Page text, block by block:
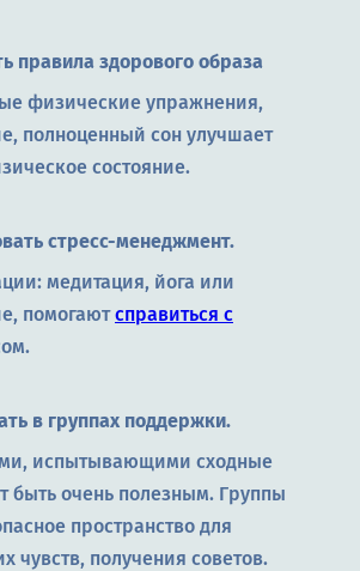
правила здорового образа
физические упражнения,
полноценный сон улучшает
состояние.
стресс-менеджмент.
медитация, йога или
помогаютсправиться с
в группах поддержки.
испытывающими сходные
быть очень полезным. Группы
пространство для
чувств, получения советов.